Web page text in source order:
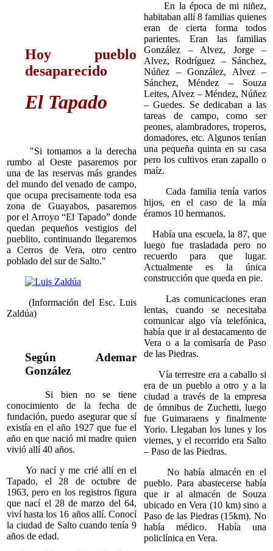
Hoy pueblo
desaparecido
El Tapado
"Si tomamos a la derecha
rumbo al Oeste pasaremos por
una de las reservas más grandes
del mundo del venado de campo,
que ocupa precisamente toda esa
zona de Guayabos, pasaremos
por el Arroyo “El Tapado” donde
quedan pequeños vestigios del
pueblito, continuando llegaremos
a Cerros de Vera, otro centro
poblado del sur de Salto."
(Información del Esc. Luis
Zaldúa)
Según Ademar
González
Si bien no se tiene
conocimiento de la fecha de
fundación, puedo asegurar que sí
existía en el año 1927 que fue el
año en que nació mi madre quien
vivió allí 40 años.
Yo nací y me crié allí en el
Tapado, el 28 de octubre de
1963, pero en los registros figura
que nací el 28 de marzo del 64,
viví hasta los 16 años allí. Conocí
la ciudad de Salto cuando tenía 9
años de edad.
En la época de mi niñez,
habitaban allí 8 familias quienes
eran de cierta forma todos
parientes. Eran las familias
González – Alvez, Jorge –
Alvez, Rodríguez – Sánchez,
Núñez – González, Alvez –
Sánchez, Méndez – Souza
Leites, Alvez – Méndez, Núñez
– Guedes. Se dedicaban a las
tareas de campo, como ser
peones, alambradores, troperos,
domadores, etc. Algunos tenían
una pequeña quinta en su casa
pero los cultivos eran zapallo o
maíz.
Cada familia tenía varios
hijos, en el caso de la mía
éramos 10 hermanos.
Había una escuela, la 87, que
luego fue trasladada pero no
recuerdo para que lugar.
Actualmente es la única
construcción que queda en pie.
Las comunicaciones eran
lentas, cuando se necesitaba
comunicar algo vía telefónica,
había que ir al destacamento de
Vera o a la comisaría de Paso
de las Piedras.
Vía terrestre era a caballo si
era de un pueblo a otro y a la
ciudad a través de la empresa
de ómnibus de Zuchetti, luego
fue Guimaraens y finalmente
Yorio. Llegaban los lunes y los
viernes, y el recorrido era Salto
– Paso de las Piedras.
No había almacén en el
pueblo. Para abastecerse había
que ir al almacén de Souza
ubicado en Vera (10 km) sino a
Paso de las Piedras (15km). No
había médico. Había una
policlínica en Vera.